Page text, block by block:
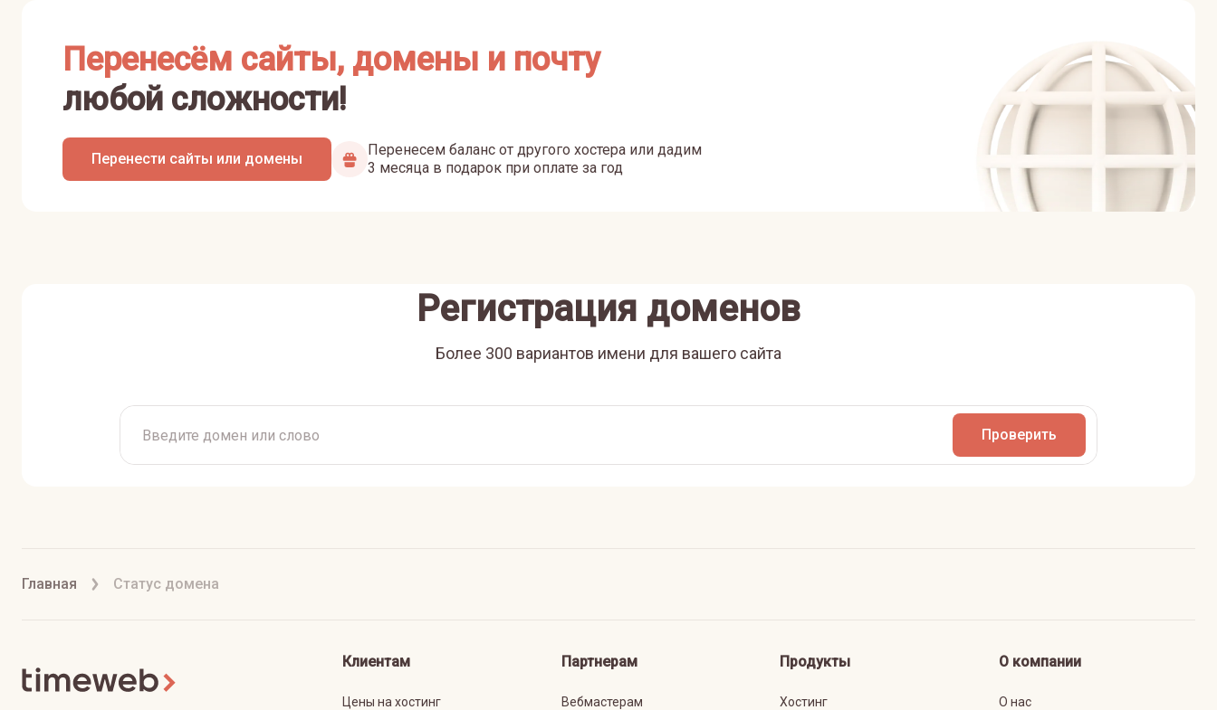
Перенесём сайты, домены и почту
любой сложности!
Перенести сайты или домены
Перенесем баланс от другого хостера или дадим
3 месяца в подарок при оплате за год
Регистрация доменов
Более 300 вариантов имени для вашего сайта
Проверить
Главная Статус домена
Клиентам
Цены на хостинг
Партнерам
Вебмастерам
Продукты
Хостинг
О компании
О нас